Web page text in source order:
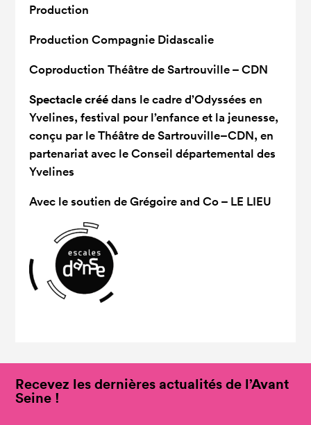
Production
Production Compagnie Didascalie
Coproduction Théâtre de Sartrouville – CDN
Spectacle créédans le cadre d’Odyssées en
Yvelines, festival pour l’enfance et la jeunesse,
conçu par le Théâtre de Sartrouville–CDN, en
partenariat avec le Conseil départemental des
Yvelines
Avec le soutien deGrégoire and Co – LE LIEU
Recevez les dernières actualités de l’Avant
Seine !